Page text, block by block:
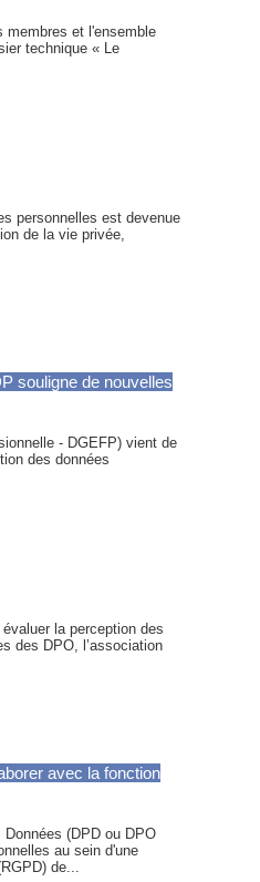
membres et l'ensemble
technique « Le
personnelles est devenue
de la vie privée,
souligne de nouvelles
- DGEFP) vient de
des données
la perception des
des DPO, l’association
avec la fonction
(DPD ou DPO
au sein d'une
de...